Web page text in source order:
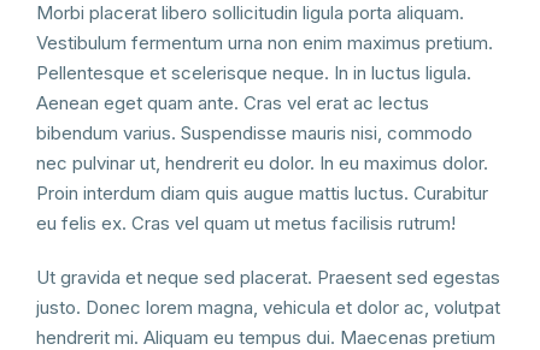
Morbi placerat libero sollicitudin ligula porta aliquam.
Vestibulum fermentum urna non enim maximus pretium.
Pellentesque et scelerisque neque. In in luctus ligula.
Aenean eget quam ante. Cras vel erat ac lectus
bibendum varius. Suspendisse mauris nisi, commodo
nec pulvinar ut, hendrerit eu dolor. In eu maximus dolor.
Proin interdum diam quis augue mattis luctus. Curabitur
eu felis ex. Cras vel quam ut metus facilisis rutrum!
Ut gravida et neque sed placerat. Praesent sed egestas
justo. Donec lorem magna, vehicula et dolor ac, volutpat
hendrerit mi. Aliquam eu tempus dui. Maecenas pretium